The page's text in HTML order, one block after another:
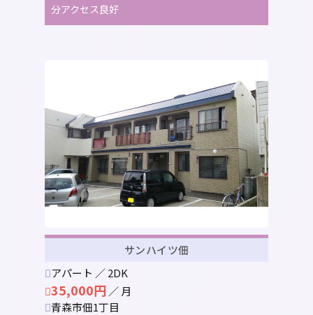
分アクセス良好
サンハイツ佃
アパート ／ 2DK
35,000円 ／ 月
青森市佃1丁目